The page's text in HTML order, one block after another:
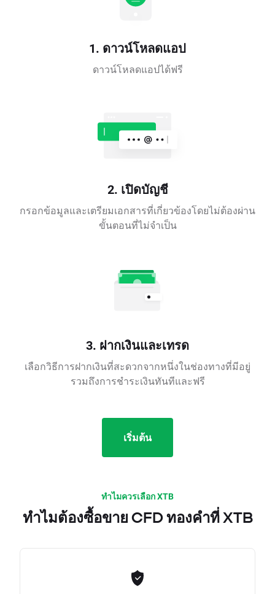
1. ดาวน์โหลดแอป
ดาวน์โหลดแอปได้ฟรี
2. เปิดบัญชี
กรอกข้อมูลและเตรียมเอกสารที่เกี่ยวข้องโดยไม่ต้องผ่าน
ขั้นตอนที่ไม่จำเป็น
3. ฝากเงินและเทรด
เลือกวิธีการฝากเงินที่สะดวกจากหนึ่งในช่องทางที่มีอยู่
รวมถึงการชำระเงินทันทีและฟรี
เริ่มต้น
ทำไมควรเลือก XTB
ทำไมต้องซื้อขาย CFD ทองคำที่ XTB